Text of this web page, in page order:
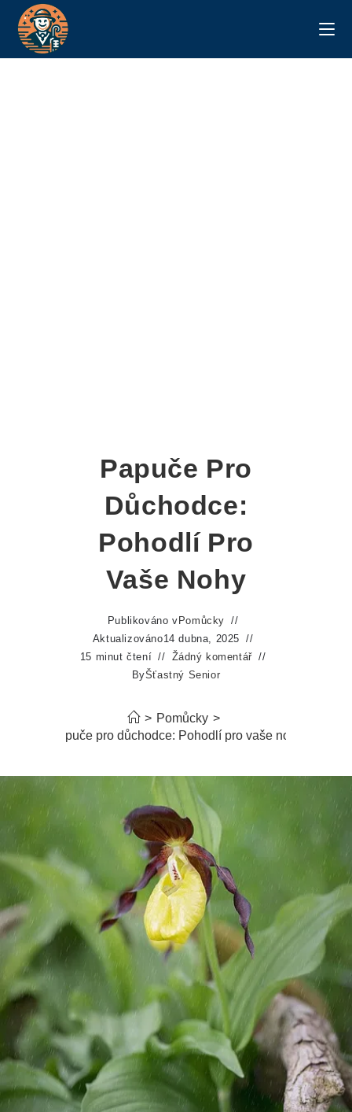
Papuče Pro
Důchodce:
Pohodlí Pro
Vaše Nohy
Publikováno v Pomůcky
Aktualizováno14 dubna, 2025
15 minut čtení
Žádný komentář
ByŠťastný Senior
> Pomůcky >
Papuče pro důchodce: Pohodlí pro vaše nohy